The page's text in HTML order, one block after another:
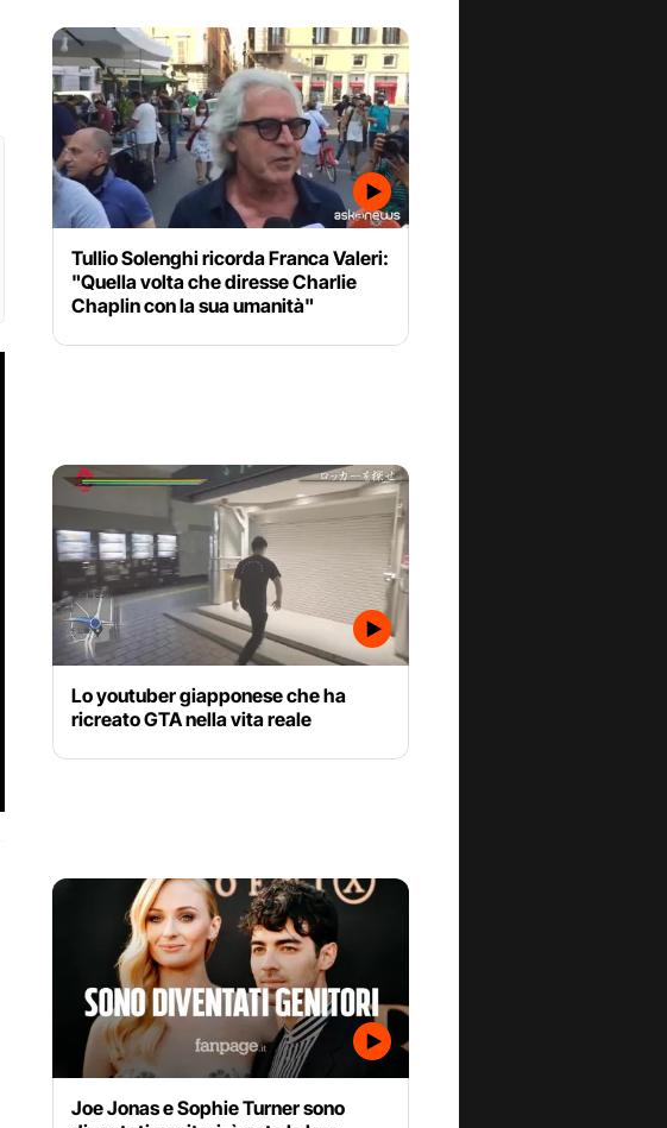
Tullio Solenghi ricorda Franca Valeri:
"Quella volta che diresse Charlie
Chaplin con la sua umanità"
Lo youtuber giapponese che ha
ricreato GTA nella vita reale
Joe Jonas e Sophie Turner sono